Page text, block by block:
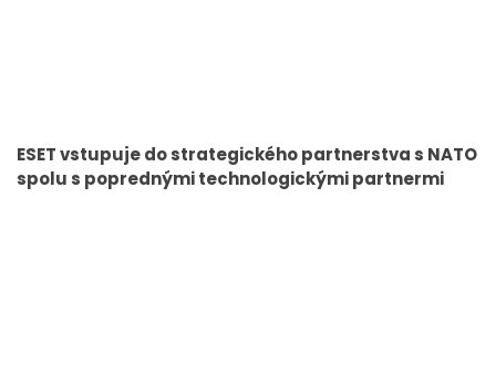
ESET vstupuje do strategického partnerstva s NATO
spolu s poprednými technologickými partnermi